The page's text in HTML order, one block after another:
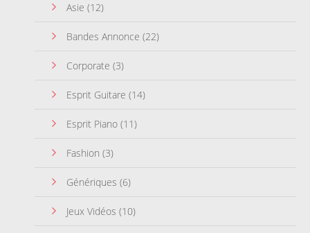
Asie (12)
Bandes Annonce (22)
Corporate (3)
Esprit Guitare (14)
Esprit Piano (11)
Fashion (3)
Génériques (6)
Jeux Vidéos (10)